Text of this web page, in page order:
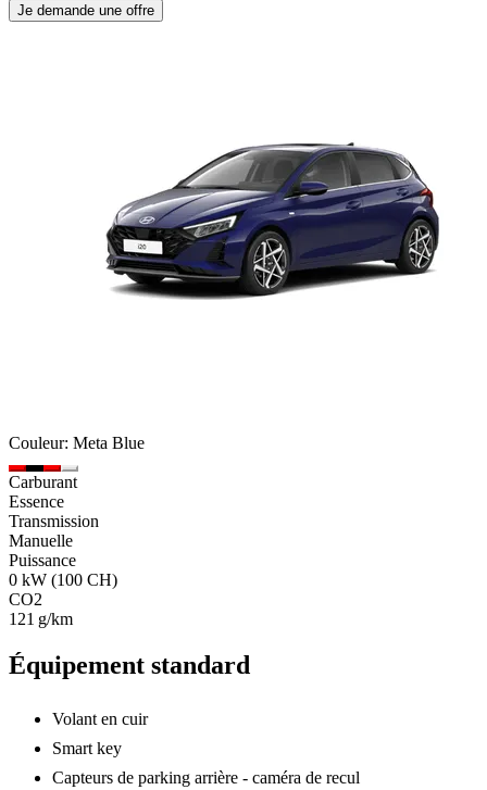
Je demande une offre
Couleur: Meta Blue
Carburant
Essence
Transmission
Manuelle
Puissance
0 kW (100 CH)
CO2
121 g/km
Équipement standard
Volant en cuir
Smart key
Capteurs de parking arrière - caméra de recul